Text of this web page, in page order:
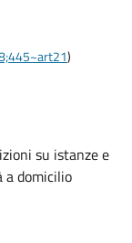
)
su istanze e
domicilio